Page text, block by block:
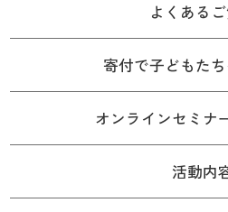
よくある
寄付で子どもた
オンラインセミナ
活動内